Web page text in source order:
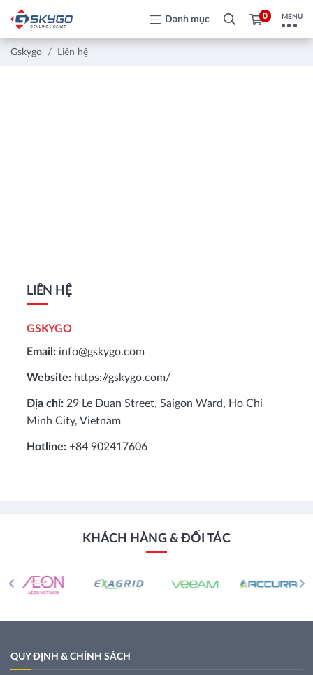
Danh mục 0 MENU
Gskygo Liên hệ
LIÊN HỆ
GSKYGO
Email: info@gskygo.com
Website: https://gskygo.com/
Địa chỉ: 29 Le Duan Street, Saigon Ward, Ho Chi
Minh City, Vietnam
Hotline: +84 902417606
KHÁCH HÀNG & ĐỐI TÁC
QUY ĐỊNH & CHÍNH SÁCH